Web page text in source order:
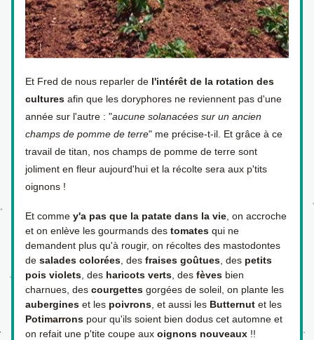
Et Fred de nous reparler de l'intérêt de la rotation des
cultures afin que les doryphores ne reviennent pas d'une
année sur l'autre : "aucune solanacées sur un ancien
champs de pomme de terre" me précise-t-il. Et grâce à ce
travail de titan, nos champs de pomme de terre sont
joliment en fleur aujourd'hui et la récolte sera aux p'tits
oignons !
Et comme y'a pas que la patate dans la vie , on accroche
et on enlève les gourmands des tomates qui ne
demandent plus qu'à rougir, on récoltes des mastodontes
de salades colorées , des fraises goûtues , des petits
pois violets , des haricots verts , des fèves bien
charnues, des courgettes
aubergines et les poivrons , et aussi les Butternut
Potimarrons pour qu'ils soient bien dodus cet automne et
on refait une p'tite coupe aux oignons nouveaux !!